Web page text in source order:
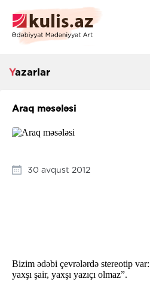
Yazarlar
Araq məsələsi
30 avqust 2012
Bizim ədəbi çevrələrdə stereotip
yaxşı şair, yaxşı yazıçı olmaz”.